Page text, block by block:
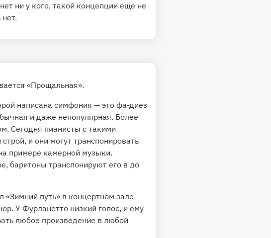
ни у кого, такой концепции еще не
«Прощальная».
написана симфония — это фа-диез
и даже непопулярная. Более
Сегодня пианисты с такими
и они могут транспонировать
примере камерной музыки.
баритоны транспонируют его в до
«Зимний путь» в концертном зале
У Фурланетто низкий голос, и ему
любое произведение в любой